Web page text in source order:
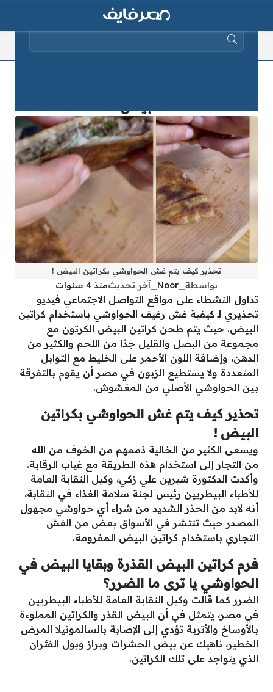
تحذير كيف يتم غش الحواوشي بكراتين البيض !
بواسطة آخر تحديثمنذ 4 سنوات
تداول النشطاء على مواقع التواصل الاجتماعي فيديو
تحذيري لـ كيفية غش رغيف الحواوشي باستخدام كراتين
البيض. حيث يتم طحن كراتين البيض الكرتون مع
مجموعة من البصل والقليل جدًا من اللحم والكثير من
الدهن، وإضافة اللون الأحمر على الخليط مع التوابل
المتعددة ولا يستطيع الزبون في مصر أن يقوم بالتفرقة
بين الحواوشي الأصلي من المغشوش.
تحذير كيف يتم غش الحواوشي بكراتين
البيض !
ويسعى الكثير من الخالية ذممهم من الخوف من الله
من التجار إلى استخدام هذه الطريقة مع غياب الرقابة.
وأكدت الدكتورة شيرين علي زكي، وكيل النقابة العامة
للأطباء البيطريين رئيس لجنة سلامة الغذاء في النقابة،
أنه لابد من الحذر الشديد من شراء أي حواوشي مجهول
المصدر حيث تنتشر في الأسواق بعض من الغش
التجاري باستخدام كراتين البيض المفرومة.
فرم كراتين البيض القذرة وبقايا البيض في
الحواوشي يا ترى ما الضرر؟
الضرر كما قالت وكيل النقابة العامة للأطباء البيطريين
في مصر، يتمثل في أن البيض القذر والكراتين المملوءة
بالأوساخ والأتربة تؤدي إلى الإصابة بالسالمونيلا المرض
الخطير، ناهيك عن بيض الحشرات وبراز وبول الفئران
الذي يتواجد على تلك الكراتين.
البحث عن: